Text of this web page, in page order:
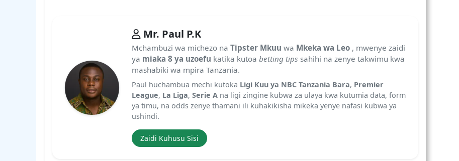
Mr. Paul P.K
Mchambuzi wa michezo naTipster Mkuu wa Mkeka wa Leo , mwenye zaidi
ya miaka 8 ya uzoefu katika kutoabetting tips sahihi na zenye takwimu kwa
mashabiki wa mpira Tanzania.
Paul huchambua mechi kutoka Ligi Kuu ya NBC Tanzania Bara, Premier
League, La Liga,Serie A na ligi zingine kubwa za ulaya kwa kutumia data, form
ya timu, na odds zenye thamani ili kuhakikisha mikeka yenye nafasi kubwa ya
ushindi.
Zaidi Kuhusu Sisi